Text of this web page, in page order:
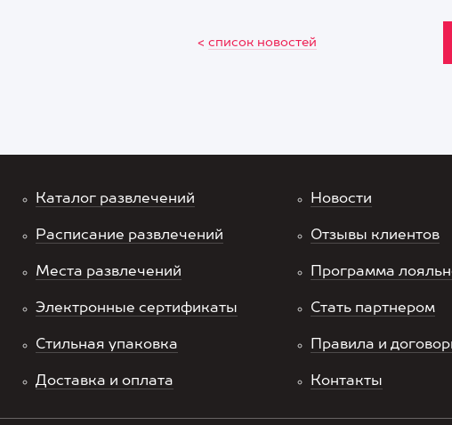
< список новостей
Каталог развлечений
Расписание развлечений
Места развлечений
Электронные сертификаты
Стильная упаковка
Доставка и оплата
Новости
Отзывы клиентов
Программа
Стать партнером
Правила и
Контакты